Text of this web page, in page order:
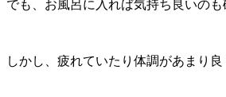
でも、お風呂に入れば気持ち良いのも
しかし、疲れていたり体調があまり